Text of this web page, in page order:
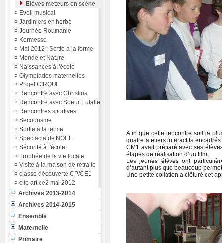
Elèves metteurs en scène
¤ Eveil musical
¤ Jardiniers en herbe
¤ Journée Roumanie
¤ Kermesse
¤ Mai 2012 : Sortie à la ferme
¤ Monde et Nature
¤ Naissances à l'école
¤ Olympiades maternelles
¤ Projet CIRQUE
¤ Rencontre avec Christina
¤ Rencontre avec Soeur Eulalie
¤ Rencontres sportives
¤ Secourisme
¤ Sortie à la ferme
¤ Spectacle de NOEL
¤ Sécurité à l'école
¤ Trophée de la vie locale
¤ Visite à la maison de retraite
¤ classe découverte CP/CE1
¤ clip art ce2 mai 2012
Archives 2013-2014
Archives 2014-2015
Ensemble
Maternelle
Primaire
Afin que cette rencontre soit la
quatre ateliers interactifs
CM1 avait préparé avec ses
étapes de réalisation d’un film.
Les jeunes élèves ont
d’autant plus que beaucoup
Une petite collation a clôturé cet